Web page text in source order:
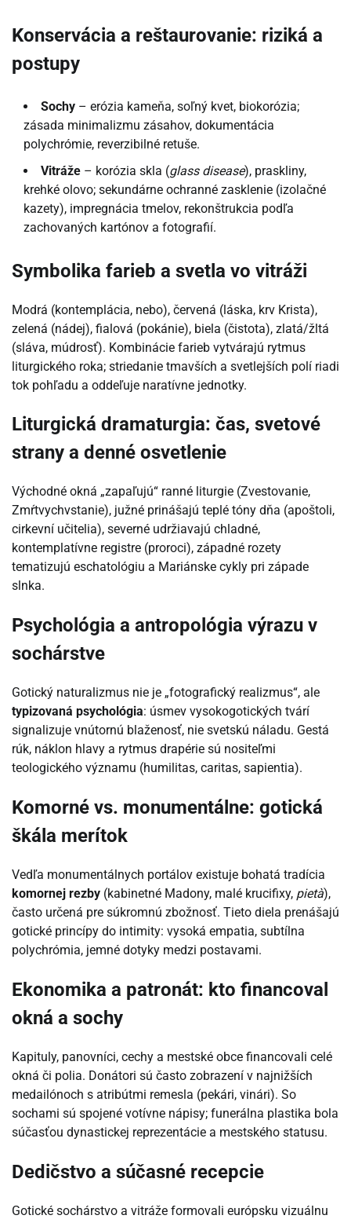
Konservácia a reštaurovanie: riziká a
postupy
Sochy – erózia kameňa, soľný kvet, biokorózia;
zásada minimalizmu zásahov, dokumentácia
polychrómie, reverzibilné retuše.
Vitráže – korózia skla (glass disease), praskliny,
krehké olovo; sekundárne ochranné zasklenie (izolačné
kazety), impregnácia tmelov, rekonštrukcia podľa
zachovaných kartónov a fotografií.
Symbolika farieb a svetla vo vitráži
Modrá (kontemplácia, nebo), červená (láska, krv Krista),
zelená (nádej), fialová (pokánie), biela (čistota), zlatá/žltá
(sláva, múdrosť). Kombinácie farieb vytvárajú rytmus
liturgického roka; striedanie tmavších a svetlejších polí riadi
tok pohľadu a oddeľuje naratívne jednotky.
Liturgická dramaturgia: čas, svetové
strany a denné osvetlenie
Východné okná „zapaľujú“ ranné liturgie (Zvestovanie,
Zmŕtvychvstanie), južné prinášajú teplé tóny dňa (apoštoli,
cirkevní učitelia), severné udržiavajú chladné,
kontemplatívne registre (proroci), západné rozety
tematizujú eschatológiu a Mariánske cykly pri západe
slnka.
Psychológia a antropológia výrazu v
sochárstve
Gotický naturalizmus nie je „fotografický realizmus“, ale
typizovaná psychológia: úsmev vysokogotických tvárí
signalizuje vnútornú blaženosť, nie svetskú náladu. Gestá
rúk, náklon hlavy a rytmus drapérie sú nositeľmi
teologického významu (humilitas, caritas, sapientia).
Komorné vs. monumentálne: gotická
škála merítok
Vedľa monumentálnych portálov existuje bohatá tradícia
komornej rezby (kabinetné Madony, malé krucifixy, pietà),
často určená pre súkromnú zbožnosť. Tieto diela prenášajú
gotické princípy do intimity: vysoká empatia, subtílna
polychrómia, jemné dotyky medzi postavami.
Ekonomika a patronát: kto financoval
okná a sochy
Kapituly, panovníci, cechy a mestské obce financovali celé
okná či polia. Donátori sú často zobrazení v najnižších
medailónoch s atribútmi remesla (pekári, vinári). So
sochami sú spojené votívne nápisy; funerálna plastika bola
súčasťou dynastickej reprezentácie a mestského statusu.
Dedičstvo a súčasné recepcie
Gotické sochárstvo a vitráže formovali európsku vizuálnu